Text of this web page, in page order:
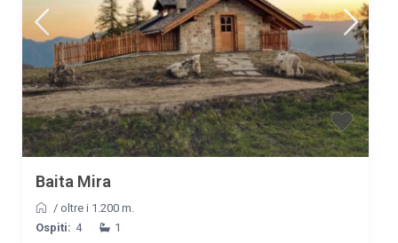
Baita Mira
/ oltre i 1.200 m.
Ospiti: 4 1